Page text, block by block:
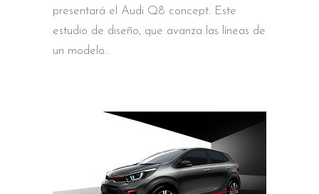
presentará el Audi Q8 concept. Este
estudio de diseño, que avanza las líneas de
un modelo